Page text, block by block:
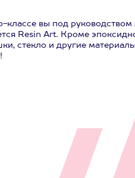
классе вы под
Resin Art. Кроме
стекло и другие